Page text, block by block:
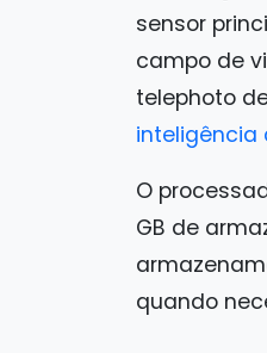
sensor
campo de
telephoto
inteligência
O
GB de
quando